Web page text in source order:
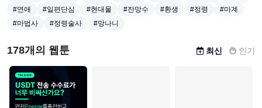
#연애
#일편단심 #현대물 #잔망수 #환생 #정령
#마계
#마법사
#정령술사 #망나니
178개의 웹툰 최신 인기